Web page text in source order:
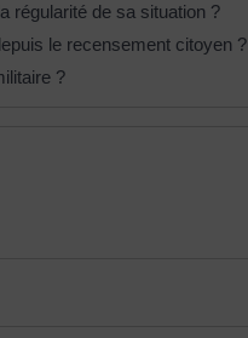
régularité de sa situation ?
le recensement citoyen ?
?